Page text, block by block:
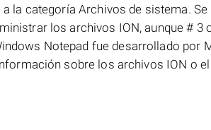
la categoría Archivos de sistema.
los archivos ION, aunque # 3
Notepad fue desarrollado por
sobre los archivos ION o